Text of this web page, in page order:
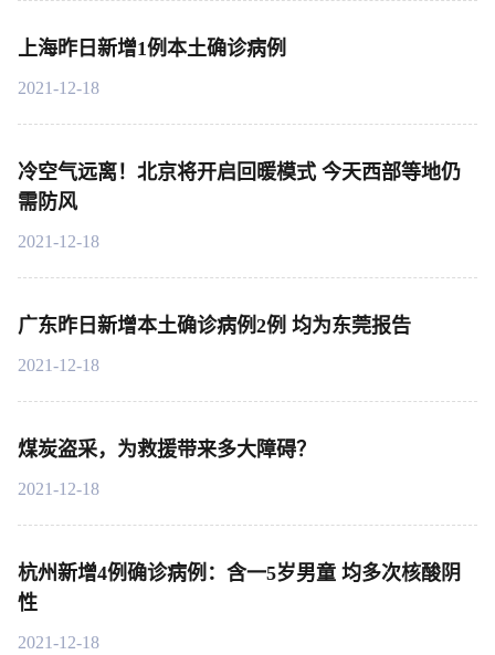
上海昨日新增1例本土确诊病例
2021-12-18
冷空气远离！北京将开启回暖模式 今天西部等地仍
需防风
2021-12-18
广东昨日新增本土确诊病例2例 均为东莞报告
2021-12-18
煤炭盗采，为救援带来多大障碍？
2021-12-18
杭州新增4例确诊病例：含一5岁男童 均多次核酸阴
性
2021-12-18